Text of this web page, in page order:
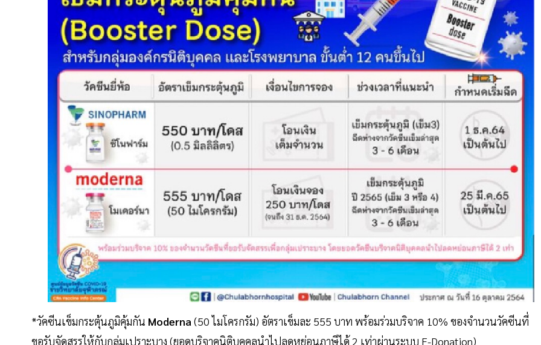
*วัคซีนเข็มกระตุ้นภูมิคุ้มกัน Moderna (50 ไมโครกรัม) อัตราเข็มละ 555 บาท พร้อมร่วมบริจาค 10% ของจำนวนวัคซีนที่
ขอรับจัดสรรให้กับกลุ่มเปราะบาง (ยอดบริจาคนิติบุคคลนำไปลดหย่อนภาษีได้ 2 เท่าผ่านระบบ E-Donation)